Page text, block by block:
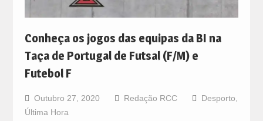
Conheça os jogos das equipas da BI na
Taça de Portugal de Futsal (F/M) e
Futebol F
Outubro 27, 2020 Redação RCC Desporto,
Última Hora